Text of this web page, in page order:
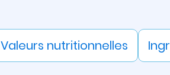
Valeurs nutritionnelles